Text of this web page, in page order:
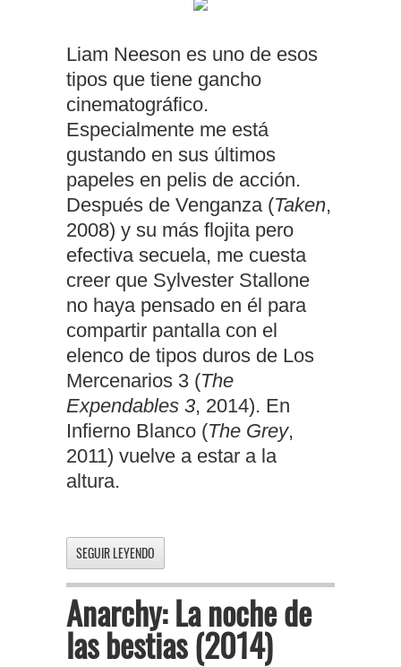
Liam Neeson es uno de esos
tipos que tiene gancho
cinematográfico.
Especialmente me está
gustando en sus últimos
papeles en pelis de acción.
Después de Venganza (Taken,
2008) y su más flojita pero
efectiva secuela, me cuesta
creer que Sylvester Stallone
no haya pensado en él para
compartir pantalla con el
elenco de tipos duros de Los
Mercenarios 3 (The
Expendables 3, 2014). En
Infierno Blanco (The Grey,
2011) vuelve a estar a la
altura.
SEGUIR LEYENDO
Anarchy: La noche de
las bestias (2014)